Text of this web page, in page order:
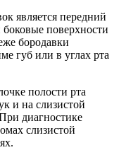
является передний
боковые поверхности
бородавки
губ или в углах рта
полости рта
и на слизистой
диагностике
слизистой